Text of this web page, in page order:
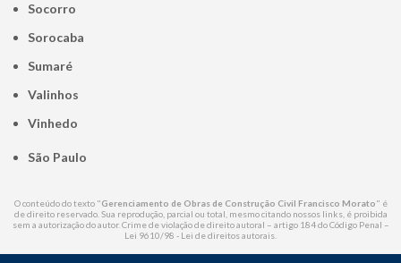
Socorro
Sorocaba
Sumaré
Valinhos
Vinhedo
São Paulo
O conteúdo do texto "Gerenciamento de Obras de Construção Civil Francisco Morato" é
de direito reservado. Sua reprodução, parcial ou total, mesmo citando nossos links, é proibida
sem a autorização do autor. Crime de violação de direito autoral – artigo 184 do Código Penal –
Lei 9610/98 - Lei de direitos autorais